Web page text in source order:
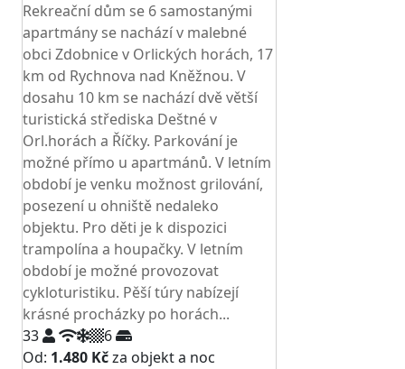
Rekreační dům se 6 samostanými
apartmány se nachází v malebné
obci Zdobnice v Orlických horách, 17
km od Rychnova nad Kněžnou. V
dosahu 10 km se nachází dvě větší
turistická střediska Deštné v
Orl.horách a Říčky. Parkování je
možné přímo u apartmánů. V letním
období je venku možnost grilování,
posezení u ohniště nedaleko
objektu. Pro děti je k dispozici
trampolína a houpačky. V letním
období je možné provozovat
cykloturistiku. Pěší túry nabízejí
krásné procházky po horách...
33
6
Od: 1.480 Kčza objekt a noc